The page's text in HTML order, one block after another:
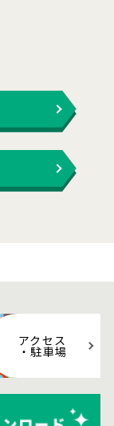
アクセス
・駐車場